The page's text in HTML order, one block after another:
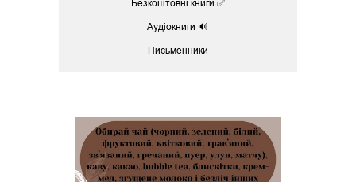
Безкоштовні книги ✅
Аудіокниги 🔊
Письменники